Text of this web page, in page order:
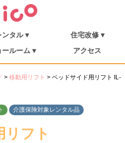
ンタル ▾
用の流れ
リフト
メンテナンス
住宅改修 ▾
住宅改修
施工事例
ールーム ▾
ョールーム
ショールーム
アクセス
> 移動用リフト > ベッドサイド用リフト IL-
介護保険対象レンタル品
リフト